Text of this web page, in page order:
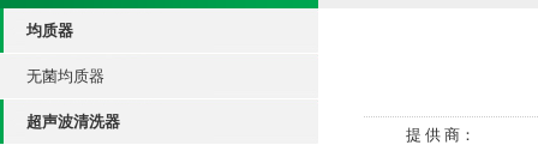
均质器
无菌均质器
超声波清洗器
提 供 商：